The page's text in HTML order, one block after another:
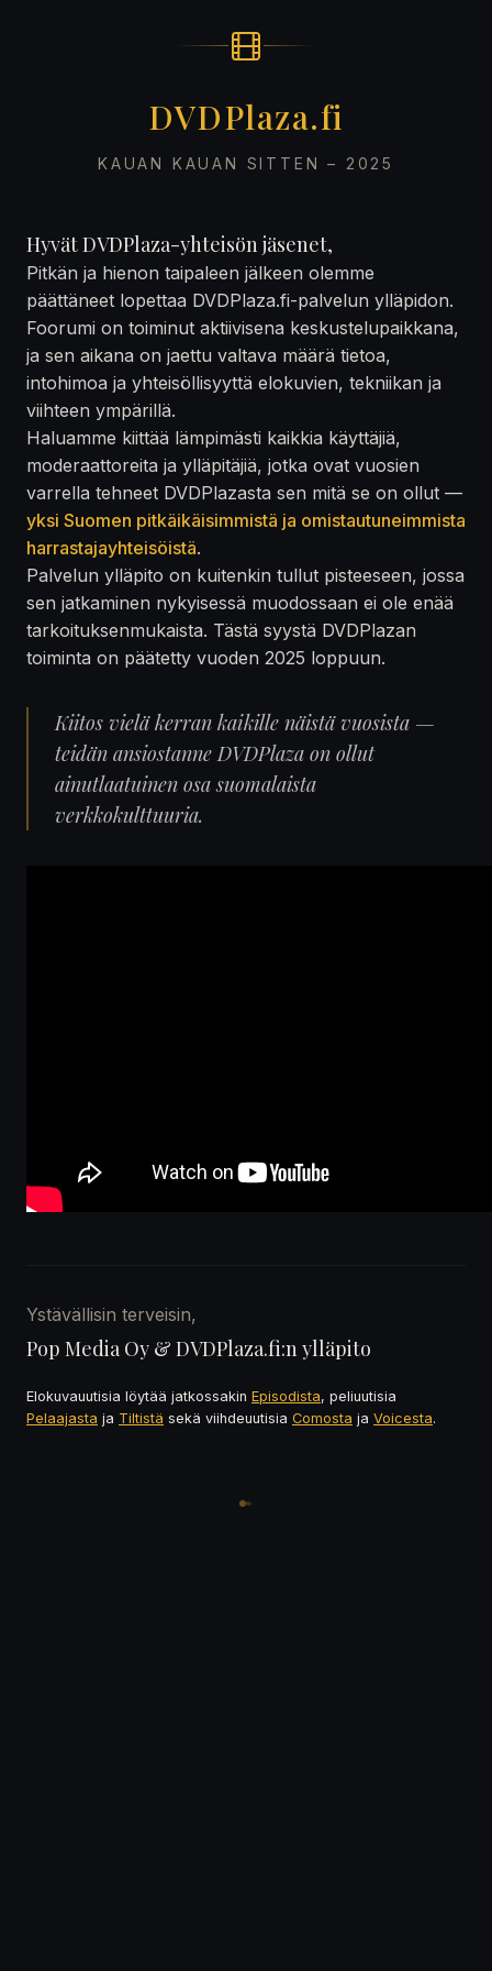
DVDPlaza.fi
KAUAN KAUAN SITTEN – 2025
Hyvät DVDPlaza-yhteisön jäsenet,
Pitkän ja hienon taipaleen jälkeen olemme
päättäneet lopettaa DVDPlaza.fi-palvelun ylläpidon.
Foorumi on toiminut aktiivisena keskustelupaikkana,
ja sen aikana on jaettu valtava määrä tietoa,
intohimoa ja yhteisöllisyyttä elokuvien, tekniikan ja
viihteen ympärillä.
Haluamme kiittää lämpimästi kaikkia käyttäjiä,
moderaattoreita ja ylläpitäjiä, jotka ovat vuosien
varrella tehneet DVDPlazasta sen mitä se on ollut —
yksi Suomen pitkäikäisimmistä ja omistautuneimmista
harrastajayhteisöistä.
Palvelun ylläpito on kuitenkin tullut pisteeseen, jossa
sen jatkaminen nykyisessä muodossaan ei ole enää
tarkoituksenmukaista. Tästä syystä DVDPlazan
toiminta on päätetty vuoden 2025 loppuun.
Kiitos vielä kerran kaikille näistä vuosista —
teidän ansiostanne DVDPlaza on ollut
ainutlaatuinen osa suomalaista
verkkokulttuuria.
Ystävällisin terveisin,
Pop Media Oy & DVDPlaza.fi:n ylläpito
Elokuvauutisia löytää jatkossakin Episodista, peliuutisia
Pelaajasta ja Tiltistä sekä viihdeuutisia Comosta ja Voicesta.